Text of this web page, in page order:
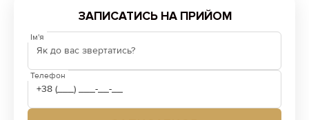
ЗАПИСАТИСЬ НА ПРИЙОМ
Ім'я
Телефон